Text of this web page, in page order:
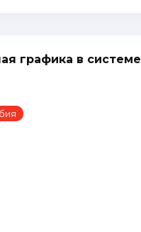
графика в системе